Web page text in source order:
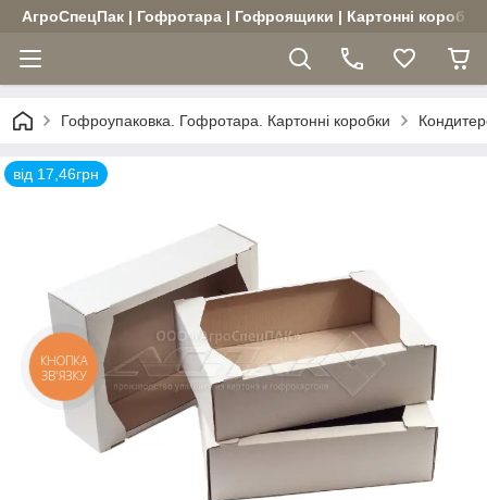
АгроСпецПак | Гофротара | Гофроящики | Картонні
Гофроупаковка. Гофротара. Картонні коробки
від 17,46грн
КНОПКА
ЗВ'ЯЗКУ